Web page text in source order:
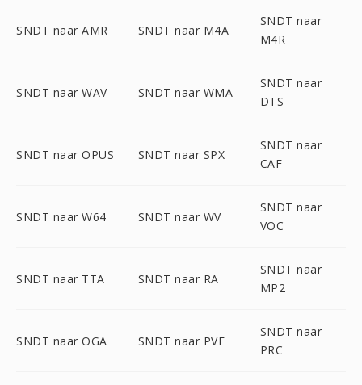
SNDT naar AMR SNDT naar M4A
SNDT naar
M4R
SNDT naar WAV SNDT naar WMA
SNDT naar
DTS
SNDT naar OPUS SNDT naar SPX
SNDT naar
CAF
SNDT naar W64 SNDT naar WV
SNDT naar
VOC
SNDT naar TTA SNDT naar RA
SNDT naar
MP2
SNDT naar OGA SNDT naar PVF
SNDT naar
PRC